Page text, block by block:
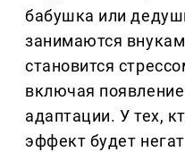
бабушка или
занимаются
становится
включая
адаптации. У тех,
эффект будет